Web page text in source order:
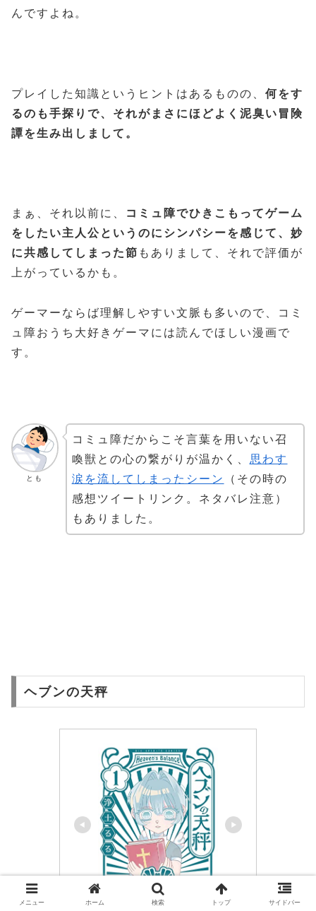
んですよね。
プレイした知識というヒントはあるものの、 何をす
るのも手探りで、それがまさにほどよく泥臭い冒険
譚を生み出しまして。
まぁ、それ以前に、
コミュ障でひきこもってゲーム
をしたい主人公というのにシンパシーを感じて、妙
に共感してしまった節 もありまして、それで評価が
上がっているかも。
ゲーマーならば理解しやすい文脈も多いので、コミ
ュ障おうち大好きゲーマには読んでほしい漫画で
す。
とも
コミュ障だからこそ言葉を用いない召
喚獣との心の繋がりが温かく、 思わす
涙を流してしまったシーン
（その時の
感想ツイートリンク。ネタバレ注意）
もありました。
ヘブンの天秤
メニュー ホーム 検索 トップ サイドバー